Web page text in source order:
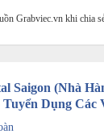
Grabviec.vn khi chia
Saigon (Nhà
Tuyển Dụng Các